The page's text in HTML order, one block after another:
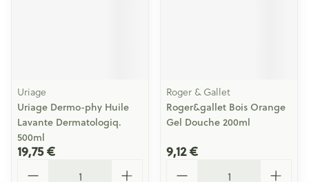
Uriage
Uriage Dermo-phy Huile
Lavante Dermatologiq.
500ml
19,75 €
Roger & Gallet
Roger&gallet Bois Orange
Gel Douche 200ml
9,12 €